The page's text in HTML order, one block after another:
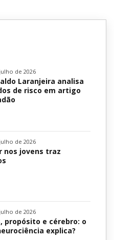
de 2026
Laranjeira analisa
de risco em artigo
de 2026
nos jovens traz
de 2026
propósito e cérebro: o
explica?